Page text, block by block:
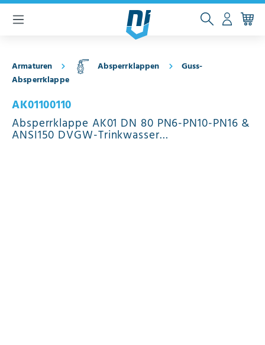
springen
Armaturen Absperrklappen
Guss-
Absperrklappe
AK01100110
Absperrklappe AK01 DN 80 PN6-PN10-PN16 &
ANSI150 DVGW-Trinkwasser